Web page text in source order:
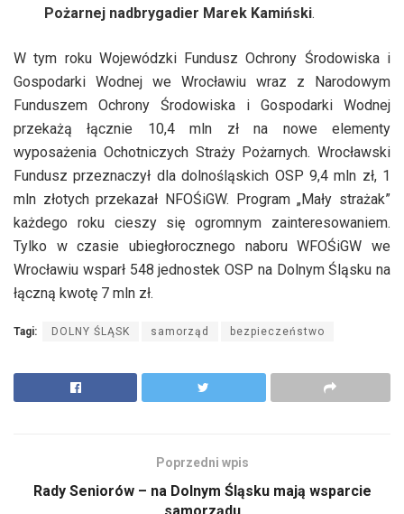
Pożarnej nadbrygadier Marek Kamiński.
W tym roku Wojewódzki Fundusz Ochrony Środowiska i
Gospodarki Wodnej we Wrocławiu wraz z Narodowym
Funduszem Ochrony Środowiska i Gospodarki Wodnej
przekażą łącznie 10,4 mln zł na nowe elementy
wyposażenia Ochotniczych Straży Pożarnych. Wrocławski
Fundusz przeznaczył dla dolnośląskich OSP 9,4 mln zł, 1
mln złotych przekazał NFOŚiGW. Program „Mały strażak”
każdego roku cieszy się ogromnym zainteresowaniem.
Tylko w czasie ubiegłorocznego naboru WFOŚiGW we
Wrocławiu wsparł 548 jednostek OSP na Dolnym Śląsku na
łączną kwotę 7 mln zł.
Tagi: DOLNY ŚLĄSK samorząd bezpieczeństwo
Poprzedni wpis
Rady Seniorów – na Dolnym Śląsku mają wsparcie